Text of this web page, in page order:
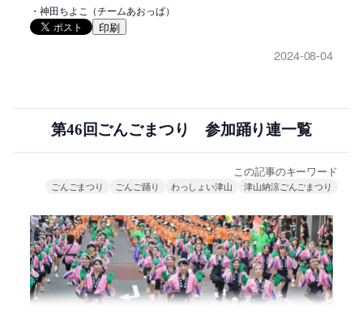
・神田ちよこ（チームあおっぱ）
印刷
2024-08-04
第46回ごんごまつり 参加踊り連一覧
この記事のキーワード
ごんごまつり ごんご踊り わっしょい津山 津山納涼ごんごまつり